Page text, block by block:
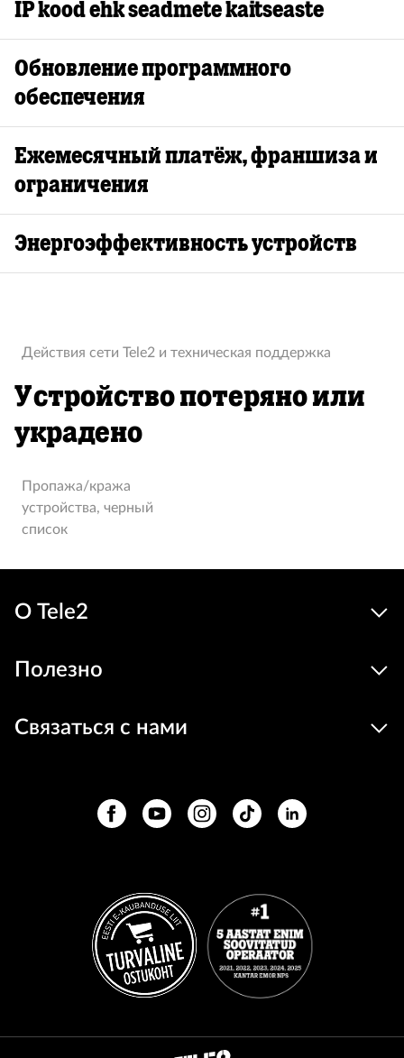
IP kood ehk seadmete kaitseaste
Обновление программного
обеспечения
Ежемесячный платёж, франшиза и
ограничения
Энергоэффективность устройств
Действия сети Tele2 и техническая поддержка
Устройство потеряно или
украдено
Пропажа/кража
устройства, черный
список
О Tele2
Полезно
Связаться с нами